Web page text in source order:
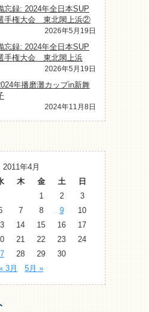
忘録: 2024年全日本SUP
手権大会 東北閖上浜②
2026年5月19日
忘録: 2024年全日本SUP
手権大会 東北閖上浜
2026年5月19日
年播磨灘カップin新舞
2024年11月8日
2011年4月
木 金 土
日
1
2
3
7 8 9
10
14 15 16
17
21 22 23
24
28 29
30
3月
5月 »